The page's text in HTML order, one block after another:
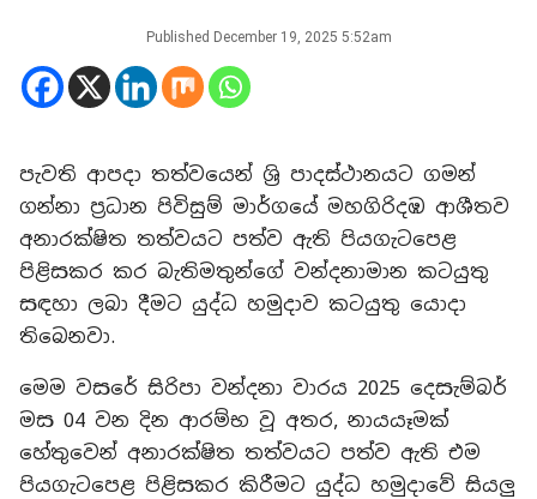
Published December 19, 2025 5:52am
පැවති ආපදා තත්වයෙන් ශ්‍රි පාදස්ථානයට ගමන්
ගන්නා ප්‍රධාන පිවිසුම් මාර්ගයේ මහගිරිදඹ ආශීතව
අනාරක්ෂිත තත්වයට පත්ව ඇති පියගැටපෙළ
පිළිසකර කර බැතිමතුන්ගේ වන්දනාමාන කටයුතු
සඳහා ලබා දීමට යුද්ධ හමුදාව කටයුතු යොදා
තිබෙනවා.
මෙම වසරේ සිරිපා වන්දනා වාරය 2025 දෙසැම්බර්
මස 04 වන දින ආරම්භ වූ අතර, නායයෑමක්
හේතුවෙන් අනාරක්ෂිත තත්වයට පත්ව ඇති එම
පියගැටපෙළ පිළිසකර කිරීමට යුද්ධ හමුදාවේ සියලු